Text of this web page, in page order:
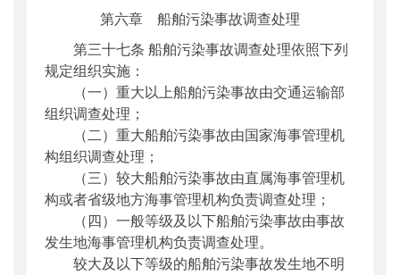
第六章 船舶污染事故调查处理
第三十七条 船舶污染事故调查处理依照下列
规定组织实施：
（一）重大以上船舶污染事故由交通运输部
组织调查处理；
（二）重大船舶污染事故由国家海事管理机
构组织调查处理；
（三）较大船舶污染事故由直属海事管理机
构或者省级地方海事管理机构负责调查处理；
（四）一般等级及以下船舶污染事故由事故
发生地海事管理机构负责调查处理。
较大及以下等级的船舶污染事故发生地不明